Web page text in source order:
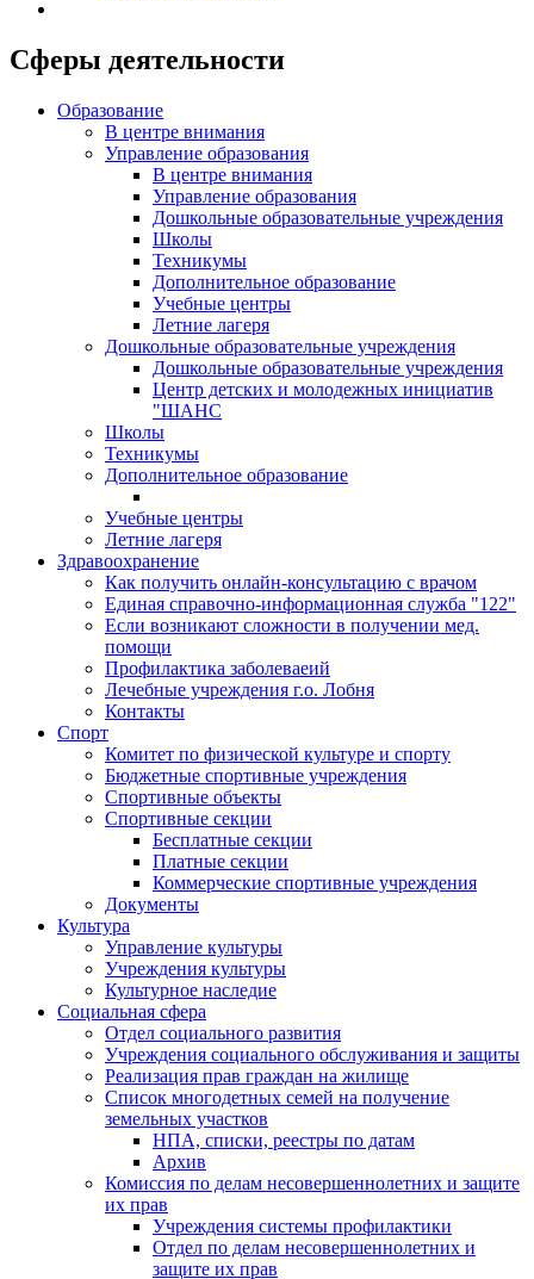
Сферы деятельности
Образование
В центре внимания
Управление образования
В центре внимания
Управление образования
Дошкольные образовательные учреждения
Школы
Техникумы
Дополнительное образование
Учебные центры
Летние лагеря
Дошкольные образовательные учреждения
Дошкольные образовательные учреждения
Центр детских и молодежных инициатив
"ШАНС
Школы
Техникумы
Дополнительное образование
Учебные центры
Летние лагеря
Здравоохранение
Как получить онлайн-консультацию с врачом
Единая справочно-информационная служба "122"
Если возникают сложности в получении мед.
помощи
Профилактика заболеваеий
Лечебные учреждения г.о. Лобня
Контакты
Спорт
Комитет по физической культуре и спорту
Бюджетные спортивные учреждения
Спортивные объекты
Спортивные секции
Бесплатные секции
Платные секции
Коммерческие спортивные учреждения
Документы
Культура
Управление культуры
Учреждения культуры
Культурное наследие
Социальная сфера
Отдел социального развития
Учреждения социального обслуживания и защиты
Реализация прав граждан на жилище
Список многодетных семей на получение
земельных участков
НПА, списки, реестры по датам
Архив
Комиссия по делам несовершеннолетних и защите
их прав
Учреждения системы профилактики
Отдел по делам несовершеннолетних и
защите их прав